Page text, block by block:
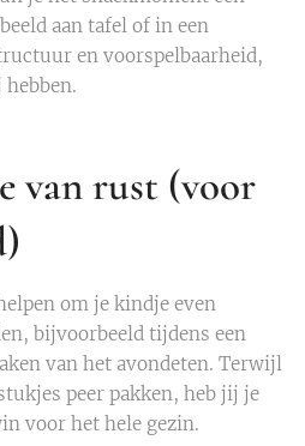
aan tafel of in een
en voorspelbaarheid,
van rust (voor
om je kindje even
bijvoorbeeld tijdens een
van het avondeten. Terwijl
peer pakken, heb jij je
voor het hele gezin.